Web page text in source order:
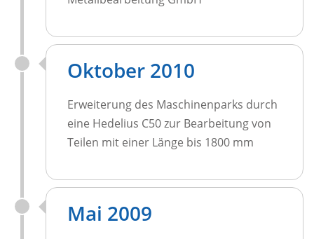
Oktober 2010
Erweiterung des Maschinenparks durch
eine Hedelius C50 zur Bearbeitung von
Teilen mit einer Länge bis 1800 mm
Mai 2009